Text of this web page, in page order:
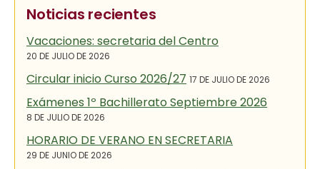
Noticias recientes
Vacaciones: secretaria del Centro
20 DE JULIO DE 2026
Circular inicio Curso 2026/27 17 DE JULIO DE 2026
Exámenes 1º Bachillerato Septiembre 2026
8 DE JULIO DE 2026
HORARIO DE VERANO EN SECRETARIA
29 DE JUNIO DE 2026